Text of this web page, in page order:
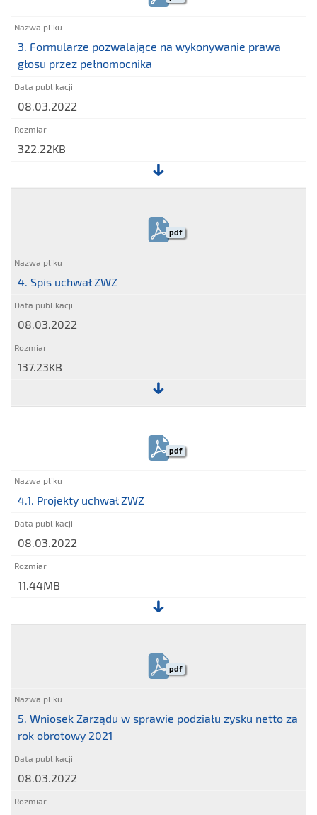
na
wykonywanie
prawa
głosu
przez
pełnomocnika
3. Formularze pozwalające na wykonywanie prawa
głosu przez pełnomocnika
08.03.2022
322.22KB
Plik:
na
wykonywanie
prawa
głosu
przez
pełnomocnika
pdf
4. Spis uchwał ZWZ
08.03.2022
137.23KB
Plik:
ZWZ
pdf
4.1. Projekty uchwał ZWZ
08.03.2022
11.44MB
Plik:
ZWZ
pdf
5. Wniosek Zarządu w sprawie podziału zysku netto za
rok obrotowy 2021
08.03.2022